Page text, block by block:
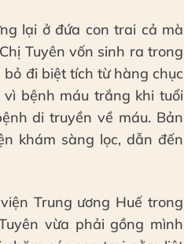
lại ở đứa con trai cả mà
Tuyên vốn sinh ra trong
đi biệt tích từ hàng chục
bệnh máu trắng khi tuổi
di truyền về máu. Bản
khám sàng lọc, dẫn đến
Trung ương Huế trong
vừa phải gồng mình